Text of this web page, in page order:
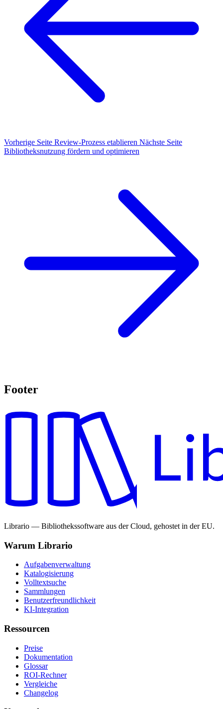
Vorherige Seite Review-Prozess etablieren Nächste Seite
Bibliotheksnutzung fördern und optimieren
Footer
Librario — Bibliothekssoftware aus der Cloud, gehostet in der EU.
Warum Librario
Aufgabenverwaltung
Katalogisierung
Volltextsuche
Sammlungen
Benutzerfreundlichkeit
KI-Integration
Ressourcen
Preise
Dokumentation
Glossar
ROI-Rechner
Vergleiche
Changelog